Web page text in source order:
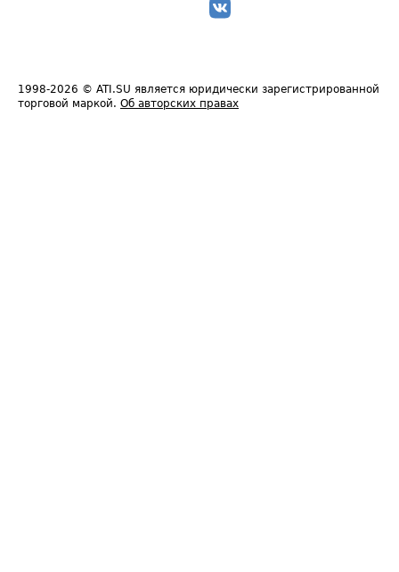
1998-2026 © ATI.SU является юридически зарегистрированной
торговой маркой. Об авторских правах